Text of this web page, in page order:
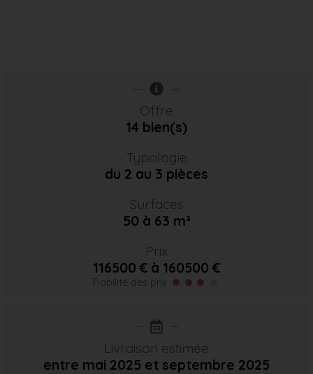
Offre
14 bien(s)
Typologie
du 2 au 3 pièces
Surfaces
50 à 63 m²
Prix
116500 € à 160500 €
Fiabilité des prix
Livraison estimée
entre mai 2025 et septembre 2025